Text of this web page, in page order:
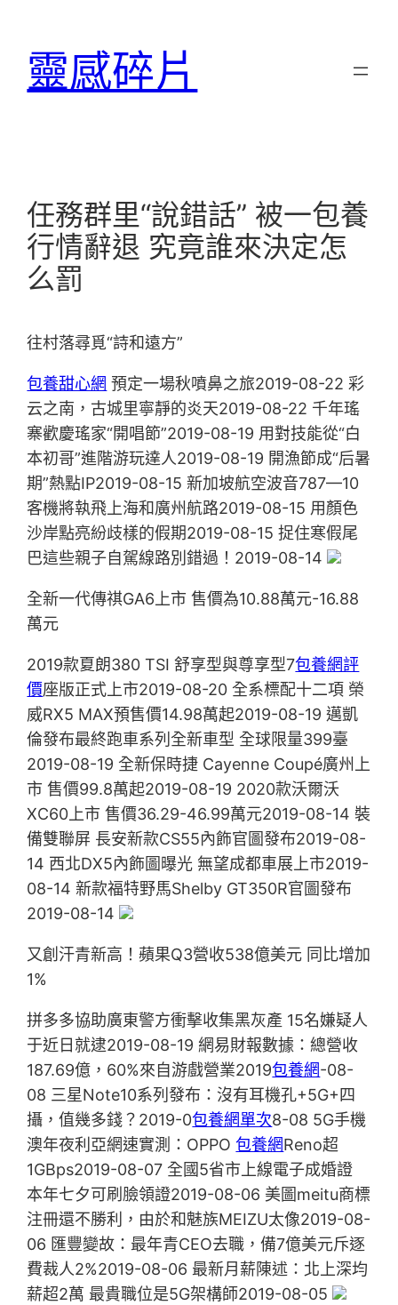
靈感碎片
任務群里“說錯話” 被一包養
行情辭退 究竟誰來決定怎
么罰
往村落尋覓“詩和遠方”
包養甜心網 預定一場秋噴鼻之旅2019-08-22 彩
云之南，古城里寧靜的炎天2019-08-22 千年瑤
寨歡慶瑤家“開唱節”2019-08-19 用對技能從“白
本初哥”進階游玩達人2019-08-19 開漁節成“后暑
期”熱點IP2019-08-15 新加坡航空波音787—10
客機將執飛上海和廣州航路2019-08-15 用顏色
沙岸點亮紛歧樣的假期2019-08-15 捉住寒假尾
巴這些親子自駕線路別錯過！2019-08-14
全新一代傳祺GA6上市 售價為10.88萬元-16.88
萬元
2019款夏朗380 TSI 舒享型與尊享型7包養網評
價座版正式上市2019-08-20 全系標配十二項 榮
威RX5 MAX預售價14.98萬起2019-08-19 邁凱
倫發布最終跑車系列全新車型 全球限量399臺
2019-08-19 全新保時捷 Cayenne Coupé廣州上
市 售價99.8萬起2019-08-19 2020款沃爾沃
XC60上市 售價36.29-46.99萬元2019-08-14 裝
備雙聯屏 長安新款CS55內飾官圖發布2019-08-
14 西北DX5內飾圖曝光 無望成都車展上市2019-
08-14 新款福特野馬Shelby GT350R官圖發布
2019-08-14
又創汗青新高！蘋果Q3營收538億美元 同比增加
1%
拼多多協助廣東警方衝擊收集黑灰產 15名嫌疑人
于近日就逮2019-08-19 網易財報數據：總營收
187.69億，60%來自游戲營業2019包養網-08-
08 三星Note10系列發布：沒有耳機孔+5G+四
攝，值幾多錢？2019-0包養網單次8-08 5G手機
澳年夜利亞網速實測：OPPO包養網Reno超
1GBps2019-08-07 全國5省市上線電子成婚證
本年七夕可刷臉領證2019-08-06 美圖meitu商標
注冊還不勝利，由於和魅族MEIZU太像2019-08-
06 匯豐變故：最年青CEO去職，備7億美元斥逐
費裁人2%2019-08-06 最新月薪陳述：北上深均
薪超2萬 最貴職位是5G架構師2019-08-05